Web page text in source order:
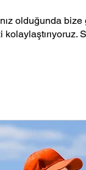
olduğunda
kolaylaştırıyoruz.